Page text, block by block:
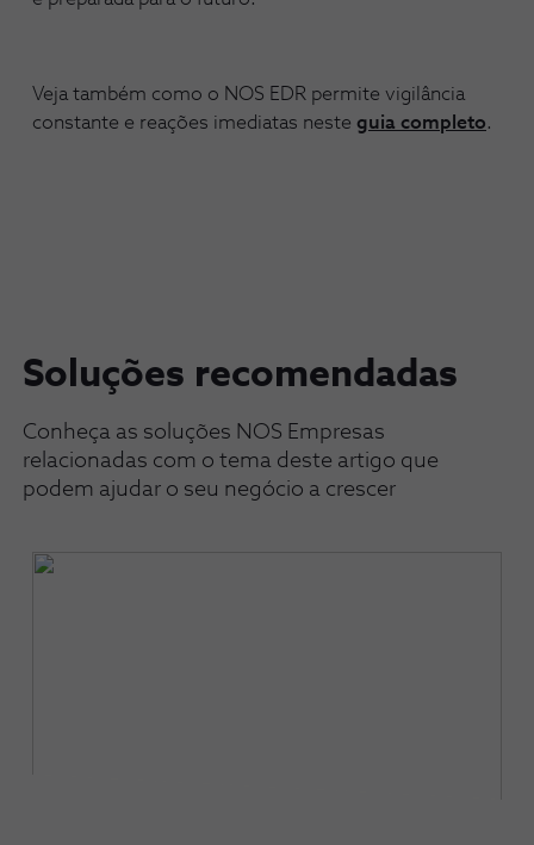
Veja também como o NOS EDR permite vigilância
constante e reações imediatas neste guia completo.
Soluções recomendadas
Conheça as soluções NOS Empresas
relacionadas com o tema deste artigo que
podem ajudar o seu negócio a crescer